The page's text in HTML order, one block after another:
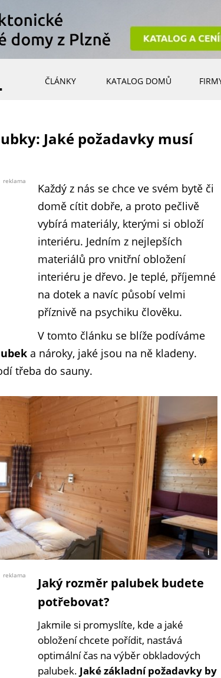
ČLÁNKY KATALOG DOMŮ
Jaké požadavky musí
reklama
Každý z nás se chce ve svém bytě či
domě cítit dobře, a proto pečlivě
vybírá materiály, kterými si obloží
interiéru. Jedním z nejlepších
materiálů pro vnitřní obložení
interiéru je dřevo. Je teplé, příjemné
na dotek a navíc působí velmi
příznivě na psychiku člověku.
V tomto článku se blíže podíváme
a nároky, jaké jsou na ně kladeny.
třeba do sauny.
i
Foto:
reklama
Jaký rozměr palubek budete
potřebovat?
Jakmile si promyslíte, kde a jaké
obložení chcete pořídit, nastává
optimální čas na výběr obkladových
palubek. Jaké základní požadavky by